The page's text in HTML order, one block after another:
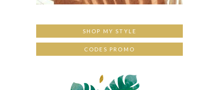
SHOP MY STYLE
CODES PROMO